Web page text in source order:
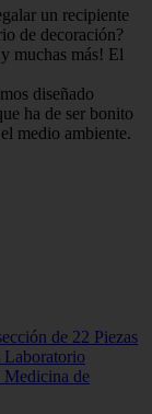
un recipiente
de decoración?
muchas más! El
diseñado
ha de ser bonito
medio ambiente.
de 22 Piezas
Laboratorio
Medicina de